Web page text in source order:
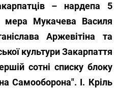
– нардепа 5
мера Мукачева Василя
Аржевітіна та
культури Закарпаття
сотні списку блоку
Самооборона". І. Кріль